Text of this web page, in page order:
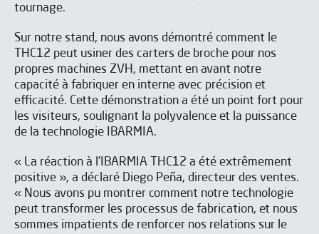
tournage.
Sur notre stand, nous avons démontré comment le
THC12 peut usiner des carters de broche pour nos
propres machines ZVH, mettant en avant notre
capacité à fabriquer en interne avec précision et
efficacité. Cette démonstration a été un point fort pour
les visiteurs, soulignant la polyvalence et la puissance
de la technologie IBARMIA.
« La réaction à l'IBARMIA THC12 a été extrêmement
positive », a déclaré Diego Peña, directeur des ventes.
« Nous avons pu montrer comment notre technologie
peut transformer les processus de fabrication, et nous
sommes impatients de renforcer nos relations sur le